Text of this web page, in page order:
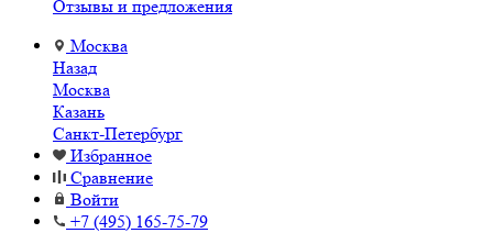
Отзывы и предложения
Москва
Назад
Москва
Казань
Санкт-Петербург
Избранное
Сравнение
Войти
+7 (495) 165-75-79